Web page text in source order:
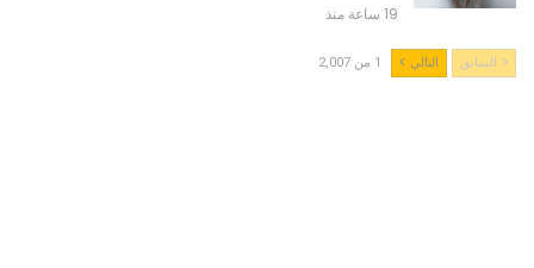
19 ساعة منذ
السابق التالي 1 من 2,007